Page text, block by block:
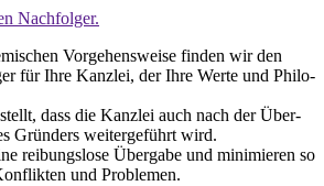
Nach­fol­ger.
Vor­ge­hens­wei­se fin­den wir den
für Ihre Kanz­lei, der Ihre Wer­te und Phi­lo­
dass die Kanz­lei auch nach der Über­
Grün­ders wei­ter­ge­führt wird.
rei­bungs­lo­se Über­ga­be und mini­mie­ren so
und Pro­ble­men.